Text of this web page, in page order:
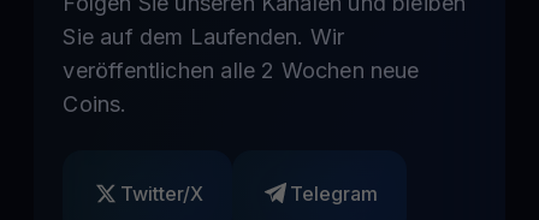
Sie auf dem Laufenden. Wir
veröffentlichen alle 2 Wochen neue
Coins.
Twitter/X Telegram